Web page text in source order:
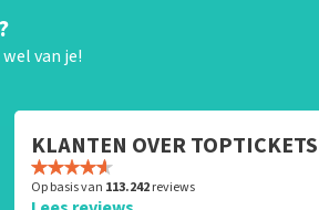
van je!
KLANTEN OVER
Op basis van 113.242reviews